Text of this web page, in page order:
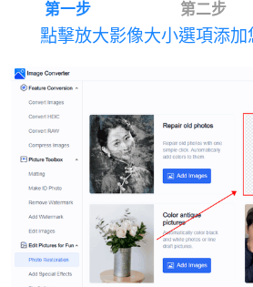
第一步 第二步
點擊放大影像大小選項添加